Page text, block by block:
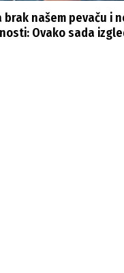
brak našem pevaču i
Ovako sada